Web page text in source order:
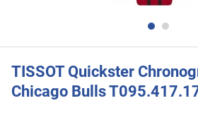
TISSOT Quickster
Chicago Bulls